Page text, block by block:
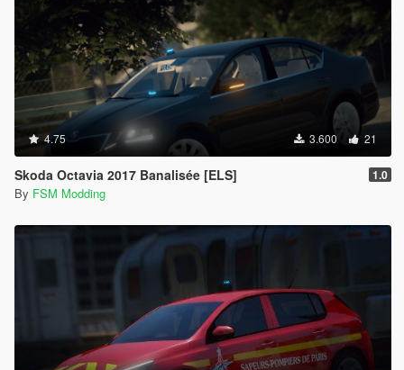
4.75 3.600 21
Skoda Octavia 2017 Banalisée [ELS] 1.0
By FSM Modding